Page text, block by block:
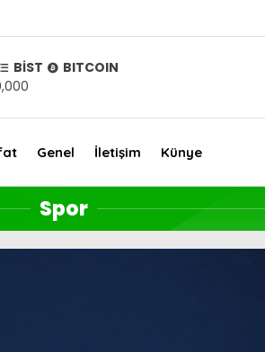
BİST
BITCOIN
Genel İletişim Künye
Spor